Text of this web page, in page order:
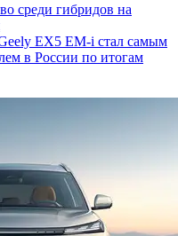
среди гибридов на
EX5 EM-i стал самым
в России по итогам